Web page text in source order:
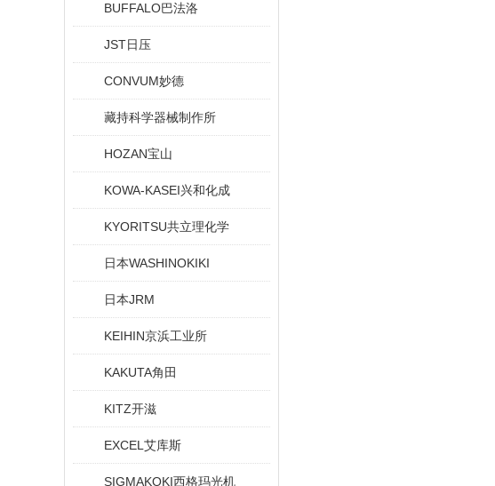
BUFFALO巴法洛
JST日压
CONVUM妙德
藏持科学器械制作所
HOZAN宝山
KOWA-KASEI兴和化成
KYORITSU共立理化学
日本WASHINOKIKI
日本JRM
KEIHIN京浜工业所
KAKUTA角田
KITZ开滋
EXCEL艾库斯
SIGMAKOKI西格玛光机